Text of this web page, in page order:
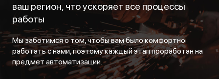
ваш регион, что ускоряет все процессы
работы
Мы заботимся о том, чтобы вам было комфортно
работать с нами, поэтому каждый этап проработан на
предмет автоматизации.